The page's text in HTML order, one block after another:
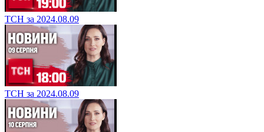
ТСН за 2024.08.09
ТСН за 2024.08.09